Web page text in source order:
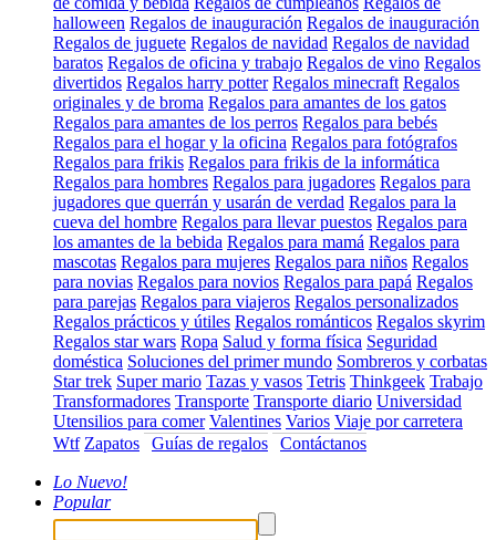
halloween Regalos de inauguración Regalos de inauguración
Regalos de juguete Regalos de navidad Regalos de navidad
baratos Regalos de oficina y trabajo Regalos de vino Regalos
divertidos Regalos harry potter Regalos minecraft Regalos
originales y de broma Regalos para amantes de los gatos
Regalos para amantes de los perros Regalos para bebés
Regalos para el hogar y la oficina Regalos para fotógrafos
Regalos para frikis Regalos para frikis de la informática
Regalos para hombres Regalos para jugadores Regalos para
jugadores que querrán y usarán de verdad Regalos para la
cueva del hombre Regalos para llevar puestos Regalos para
los amantes de la bebida Regalos para mamá Regalos para
mascotas Regalos para mujeres Regalos para niños Regalos
para novias Regalos para novios Regalos para papá Regalos
para parejas Regalos para viajeros Regalos personalizados
Regalos prácticos y útiles Regalos románticos Regalos skyrim
Regalos star wars Ropa Salud y forma física Seguridad
doméstica Soluciones del primer mundo Sombreros y corbatas
Star trek Super mario Tazas y vasos Tetris Thinkgeek Trabajo
Transformadores Transporte Transporte diario Universidad
Utensilios para comer Valentines Varios Viaje por carretera
Wtf Zapatos Guías de regalos Contáctanos
Lo Nuevo!
Popular